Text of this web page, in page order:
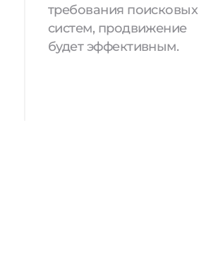
требования поисковых
систем, продвижение
будет эффективным.